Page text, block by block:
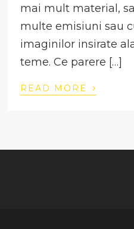
mai mult material,
multe emisiuni sau
imaginilor insirate
teme. Ce parere […]
READ MORE ›